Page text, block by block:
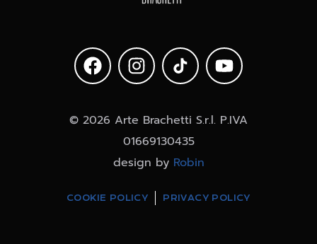
© 2026 Arte Brachetti S.r.l. P.IVA
01669130435
design by Robin
COOKIE POLICY PRIVACY POLICY